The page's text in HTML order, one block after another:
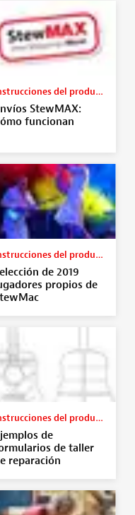
Instrucciones del producto
StewMAX:
funcionan
Instrucciones del producto
de 2019
propios de
Instrucciones del producto
de
de taller
reparación